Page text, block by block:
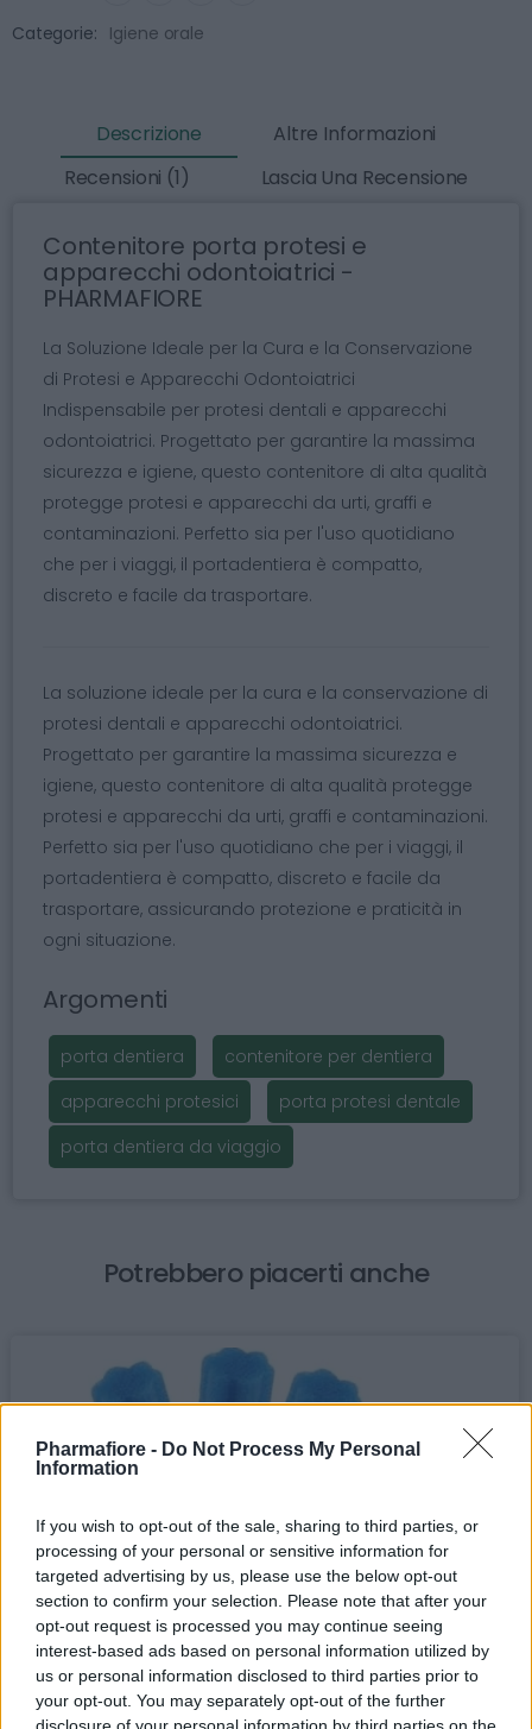
Pharmafiore - Do Not Process My Personal
Information
If you wish to opt-out of the sale, sharing to third parties, or
processing of your personal or sensitive information for
targeted advertising by us, please use the below opt-out
section to confirm your selection. Please note that after your
opt-out request is processed you may continue seeing
interest-based ads based on personal information utilized by
us or personal information disclosed to third parties prior to
your opt-out. You may separately opt-out of the further
disclosure of your personal information by third parties on the
Categorie: Igiene orale
Descrizione
Altre Informazioni
Recensioni (1)
Lascia Una Recensione
Contenitore porta protesi e
apparecchi odontoiatrici -
PHARMAFIORE
La Soluzione Ideale per la Cura e la Conservazione
di Protesi e Apparecchi Odontoiatrici
Indispensabile per protesi dentali e apparecchi
odontoiatrici. Progettato per garantire la massima
sicurezza e igiene, questo contenitore di alta qualità
protegge protesi e apparecchi da urti, graffi e
contaminazioni. Perfetto sia per l'uso quotidiano
che per i viaggi, il portadentiera è compatto,
discreto e facile da trasportare.
La soluzione ideale per la cura e la conservazione di
protesi dentali e apparecchi odontoiatrici.
Progettato per garantire la massima sicurezza e
igiene, questo contenitore di alta qualità protegge
protesi e apparecchi da urti, graffi e contaminazioni.
Perfetto sia per l'uso quotidiano che per i viaggi, il
portadentiera è compatto, discreto e facile da
trasportare, assicurando protezione e praticità in
ogni situazione.
Argomenti
porta dentiera
contenitore per dentiera
apparecchi protesici
porta protesi dentale
porta dentiera da viaggio
Potrebbero piacerti anche